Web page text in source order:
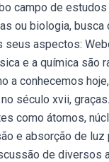
campo de
ou biologia, busca
seus aspectos:
e a química são
a conhecemos
século xvii,
como átomos,
e absorção de luz
de diversos